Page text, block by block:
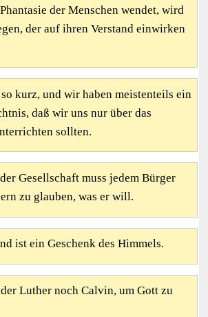
der Menschen wendet, wird
der auf ihren Verstand einwirken
kurz, und wir haben meistenteils ein
daß wir uns nur über das
sollten.
Gesellschaft muss jedem Bürger
zu glauben, was er will.
ist ein Geschenk des Himmels.
Luther noch Calvin, um Gott zu